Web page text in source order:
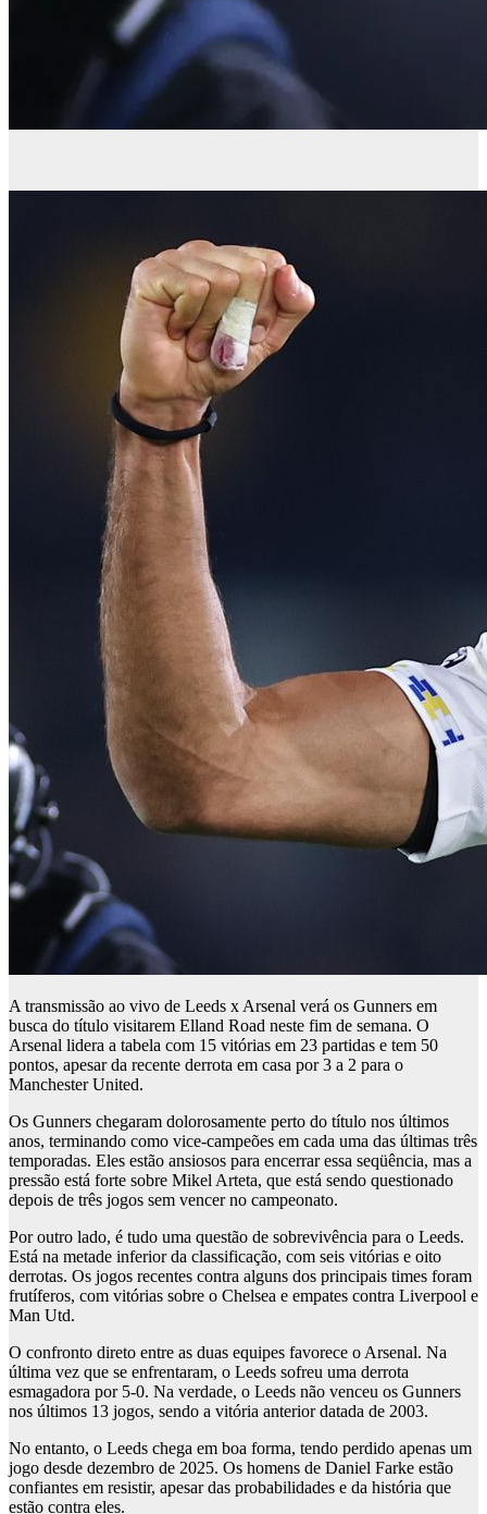
A transmissão ao vivo de Leeds x Arsenal verá os Gunners em
busca do título visitarem Elland Road neste fim de semana. O
Arsenal lidera a tabela com 15 vitórias em 23 partidas e tem 50
pontos, apesar da recente derrota em casa por 3 a 2 para o
Manchester United.
Os Gunners chegaram dolorosamente perto do título nos últimos
anos, terminando como vice-campeões em cada uma das últimas três
temporadas. Eles estão ansiosos para encerrar essa seqüência, mas a
pressão está forte sobre Mikel Arteta, que está sendo questionado
depois de três jogos sem vencer no campeonato.
Por outro lado, é tudo uma questão de sobrevivência para o Leeds.
Está na metade inferior da classificação, com seis vitórias e oito
derrotas. Os jogos recentes contra alguns dos principais times foram
frutíferos, com vitórias sobre o Chelsea e empates contra Liverpool e
Man Utd.
O confronto direto entre as duas equipes favorece o Arsenal. Na
última vez que se enfrentaram, o Leeds sofreu uma derrota
esmagadora por 5-0. Na verdade, o Leeds não venceu os Gunners
nos últimos 13 jogos, sendo a vitória anterior datada de 2003.
No entanto, o Leeds chega em boa forma, tendo perdido apenas um
jogo desde dezembro de 2025. Os homens de Daniel Farke estão
confiantes em resistir, apesar das probabilidades e da história que
estão contra eles.